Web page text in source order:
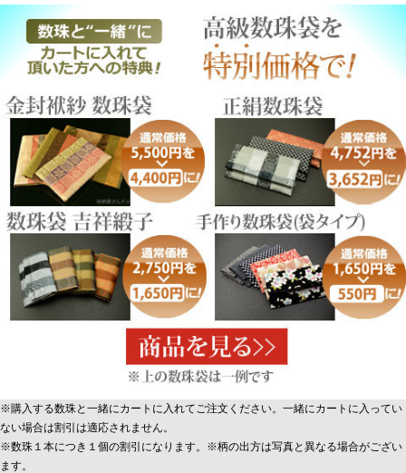
※購入する数珠と一緒にカートに入れてご注文ください。一緒にカートに入ってい
ない場合は割引は適応されません。
※数珠１本につき１個の割引になります。※柄の出方は写真と異なる場合がござい
ます。